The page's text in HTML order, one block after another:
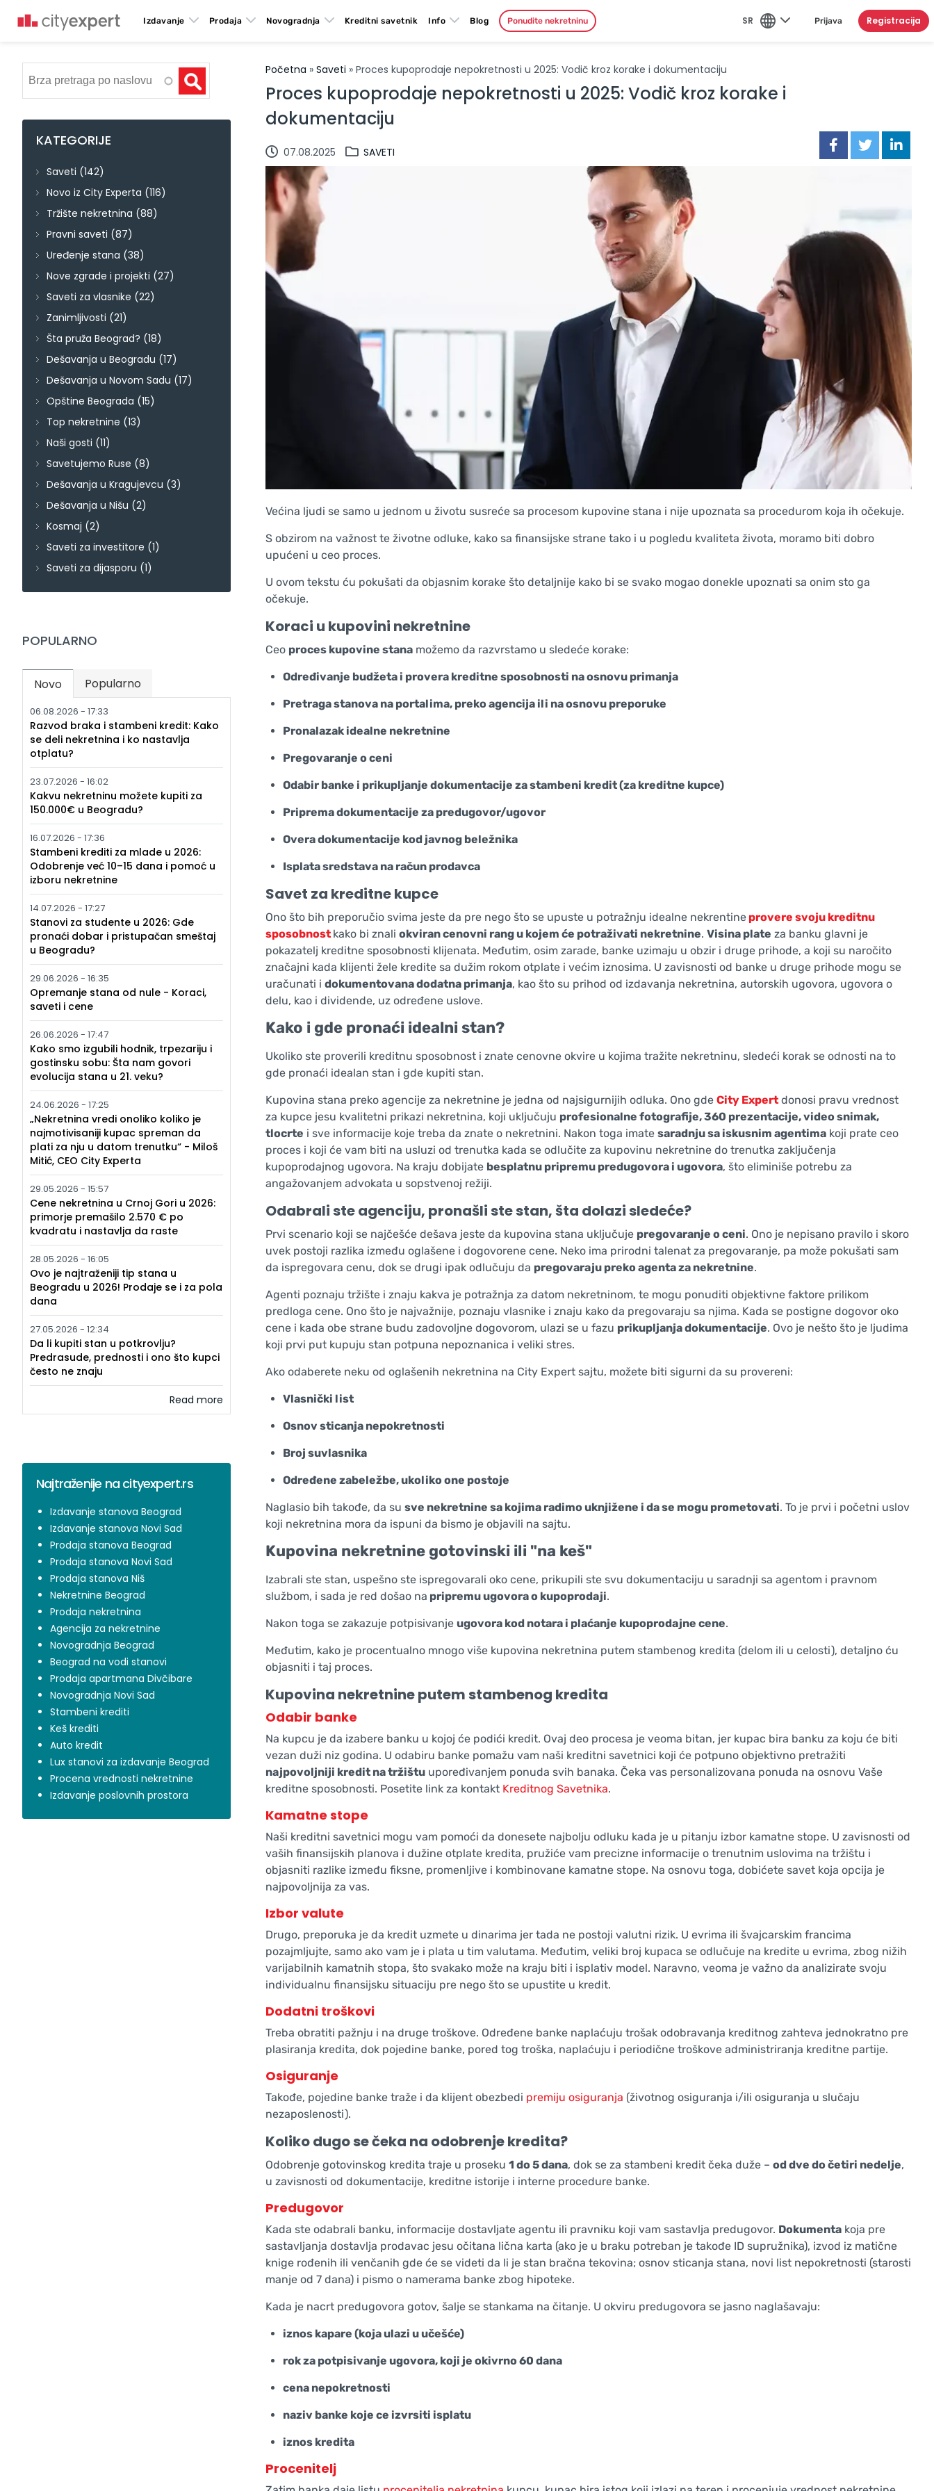
SR
Izdavanje Prodaja Novogradnja Kreditni savetnik Info Blog Ponudite nekretninu Prijava Registracija
Početna » Saveti » Proces kupoprodaje nepokretnosti u 2025: Vodič kroz korake i dokumentaciju
Proces kupoprodaje nepokretnosti u 2025: Vodič kroz korake i
dokumentaciju
07.08.2025 SAVETI
Većina ljudi se samo u jednom u životu susreće sa procesom kupovine stana i nije upoznata sa procedurom koja ih očekuje.
S obzirom na važnost te životne odluke, kako sa finansijske strane tako i u pogledu kvaliteta života, moramo biti dobro
upućeni u ceo proces.
U ovom tekstu ću pokušati da objasnim korake što detaljnije kako bi se svako mogao donekle upoznati sa onim sto ga
očekuje.
Koraci u kupovini nekretnine
Ceo proces kupovine stana možemo da razvrstamo u sledeće korake:
Određivanje budžeta i provera kreditne sposobnosti na osnovu primanja
Pretraga stanova na portalima, preko agencija ili na osnovu preporuke
Pronalazak idealne nekretnine
Pregovaranje o ceni
Odabir banke i prikupljanje dokumentacije za stambeni kredit (za kreditne kupce)
Priprema dokumentacije za predugovor/ugovor
Overa dokumentacije kod javnog beležnika
Isplata sredstava na račun prodavca
Savet za kreditne kupce
Ono što bih preporučio svima jeste da pre nego što se upuste u potražnju idealne nekrentine provere svoju kreditnu
sposobnost kako bi znali okviran cenovni rang u kojem će potraživati nekretnine. Visina plate za banku glavni je
pokazatelj kreditne sposobnosti klijenata. Međutim, osim zarade, banke uzimaju u obzir i druge prihode, a koji su naročito
značajni kada klijenti žele kredite sa dužim rokom otplate i većim iznosima. U zavisnosti od banke u druge prihode mogu se
uračunati i dokumentovana dodatna primanja, kao što su prihod od izdavanja nekretnina, autorskih ugovora, ugovora o
delu, kao i dividende, uz određene uslove.
Kako i gde pronaći idealni stan?
Ukoliko ste proverili kreditnu sposobnost i znate cenovne okvire u kojima tražite nekretninu, sledeći korak se odnosti na to
gde pronaći idealan stan i gde kupiti stan.
Kupovina stana preko agencije za nekretnine je jedna od najsigurnijih odluka. Ono gde City Expert donosi pravu vrednost
za kupce jesu kvalitetni prikazi nekretnina, koji uključuju profesionalne fotografije, 360 prezentacije, video snimak,
tlocrte i sve informacije koje treba da znate o nekretnini. Nakon toga imate saradnju sa iskusnim agentima koji prate ceo
proces i koji će vam biti na usluzi od trenutka kada se odlučite za kupovinu nekretnine do trenutka zaključenja
kupoprodajnog ugovora. Na kraju dobijate besplatnu pripremu predugovora i ugovora, što eliminiše potrebu za
angažovanjem advokata u sopstvenoj režiji.
Odabrali ste agenciju, pronašli ste stan, šta dolazi sledeće?
Prvi scenario koji se najčešće dešava jeste da kupovina stana uključuje pregovaranje o ceni. Ono je nepisano pravilo i skoro
uvek postoji razlika između oglašene i dogovorene cene. Neko ima prirodni talenat za pregovaranje, pa može pokušati sam
da ispregovara cenu, dok se drugi ipak odlučuju da pregovaraju preko agenta za nekretnine.
Agenti poznaju tržište i znaju kakva je potražnja za datom nekretninom, te mogu ponuditi objektivne faktore prilikom
predloga cene. Ono što je najvažnije, poznaju vlasnike i znaju kako da pregovaraju sa njima. Kada se postigne dogovor oko
cene i kada obe strane budu zadovoljne dogovorom, ulazi se u fazu prikupljanja dokumentacije. Ovo je nešto što je ljudima
koji prvi put kupuju stan potpuna nepoznanica i veliki stres.
Ako odaberete neku od oglašenih nekretnina na City Expert sajtu, možete biti sigurni da su provereni:
Vlasnički list
Osnov sticanja nepokretnosti
Broj suvlasnika
Određene zabeležbe, ukoliko one postoje
Naglasio bih takođe, da su sve nekretnine sa kojima radimo uknjižene i da se mogu prometovati. To je prvi i početni uslov
koji nekretnina mora da ispuni da bismo je objavili na sajtu.
Kupovina nekretnine gotovinski ili "na keš"
Izabrali ste stan, uspešno ste ispregovarali oko cene, prikupili ste svu dokumentaciju u saradnji sa agentom i pravnom
službom, i sada je red došao na pripremu ugovora o kupoprodaji.
Nakon toga se zakazuje potpisivanje ugovora kod notara i plaćanje kupoprodajne cene.
Međutim, kako je procentualno mnogo više kupovina nekretnina putem stambenog kredita (delom ili u celosti), detaljno ću
objasniti i taj proces.
Kupovina nekretnine putem stambenog kredita
Odabir banke
Na kupcu je da izabere banku u kojoj će podići kredit. Ovaj deo procesa je veoma bitan, jer kupac bira banku za koju će biti
vezan duži niz godina. U odabiru banke pomažu vam naši kreditni savetnici koji će potpuno objektivno pretražiti
najpovoljniji kredit na tržištu upoređivanjem ponuda svih banaka. Čeka vas personalizovana ponuda na osnovu Vaše
kreditne sposobnosti. Posetite link za kontakt Kreditnog Savetnika.
Kamatne stope
Naši kreditni savetnici mogu vam pomoći da donesete najbolju odluku kada je u pitanju izbor kamatne stope. U zavisnosti od
vaših finansijskih planova i dužine otplate kredita, pružiće vam precizne informacije o trenutnim uslovima na tržištu i
objasniti razlike između fiksne, promenljive i kombinovane kamatne stope. Na osnovu toga, dobićete savet koja opcija je
najpovoljnija za vas.
Izbor valute
Drugo, preporuka je da kredit uzmete u dinarima jer tada ne postoji valutni rizik. U evrima ili švajcarskim francima
pozajmljujte, samo ako vam je i plata u tim valutama. Međutim, veliki broj kupaca se odlučuje na kredite u evrima, zbog nižih
varijabilnih kamatnih stopa, što svakako može na kraju biti i isplativ model. Naravno, veoma je važno da analizirate svoju
individualnu finansijsku situaciju pre nego što se upustite u kredit.
Dodatni troškovi
Treba obratiti pažnju i na druge troškove. Određene banke naplaćuju trošak odobravanja kreditnog zahteva jednokratno pre
plasiranja kredita, dok pojedine banke, pored tog troška, naplaćuju i periodične troškove administriranja kreditne partije.
Osiguranje
Takođe, pojedine banke traže i da klijent obezbedi premiju osiguranja (životnog osiguranja i/ili osiguranja u slučaju
nezaposlenosti).
Koliko dugo se čeka na odobrenje kredita?
Odobrenje gotovinskog kredita traje u proseku 1 do 5 dana, dok se za stambeni kredit čeka duže – od dve do četiri nedelje,
u zavisnosti od dokumentacije, kreditne istorije i interne procedure banke.
Predugovor
Kada ste odabrali banku, informacije dostavljate agentu ili pravniku koji vam sastavlja predugovor. Dokumenta koja pre
sastavljanja dostavlja prodavac jesu očitana lična karta (ako je u braku potreban je takođe ID supružnika), izvod iz matične
knige rođenih ili venčanih gde će se videti da li je stan bračna tekovina; osnov sticanja stana, novi list nepokretnosti (starosti
manje od 7 dana) i pismo o namerama banke zbog hipoteke.
Kada je nacrt predugovora gotov, šalje se stankama na čitanje. U okviru predugovora se jasno naglašavaju:
iznos kapare (koja ulazi u učešće)
rok za potpisivanje ugovora, koji je okivrno 60 dana
cena nepokretnosti
naziv banke koje ce izvrsiti isplatu
iznos kredita
Procenitelj
KATEGORIJE
Saveti (142)
Novo iz City Experta (116)
Tržište nekretnina (88)
Pravni saveti (87)
Uređenje stana (38)
Nove zgrade i projekti (27)
Saveti za vlasnike (22)
Zanimljivosti (21)
Šta pruža Beograd? (18)
Dešavanja u Beogradu (17)
Dešavanja u Novom Sadu (17)
Opštine Beograda (15)
Top nekretnine (13)
Naši gosti (11)
Savetujemo Ruse (8)
Dešavanja u Kragujevcu (3)
Dešavanja u Nišu (2)
Kosmaj (2)
Saveti za investitore (1)
Saveti za dijasporu (1)
POPULARNO
Novo (active tab)
Popularno
06.08.2026 - 17:33
Razvod braka i stambeni kredit: Kako
se deli nekretnina i ko nastavlja
otplatu?
23.07.2026 - 16:02
Kakvu nekretninu možete kupiti za
150.000€ u Beogradu?
16.07.2026 - 17:36
Stambeni krediti za mlade u 2026:
Odobrenje već 10–15 dana i pomoć u
izboru nekretnine
14.07.2026 - 17:27
Stanovi za studente u 2026: Gde
pronaći dobar i pristupačan smeštaj
u Beogradu?
29.06.2026 - 16:35
Opremanje stana od nule - Koraci,
saveti i cene
26.06.2026 - 17:47
Kako smo izgubili hodnik, trpezariju i
gostinsku sobu: Šta nam govori
evolucija stana u 21. veku?
24.06.2026 - 17:25
„Nekretnina vredi onoliko koliko je
najmotivisaniji kupac spreman da
plati za nju u datom trenutku“ - Miloš
Mitić, CEO City Experta
29.05.2026 - 15:57
Cene nekretnina u Crnoj Gori u 2026:
primorje premašilo 2.570 € po
kvadratu i nastavlja da raste
28.05.2026 - 16:05
Ovo je najtraženiji tip stana u
Beogradu u 2026! Prodaje se i za pola
dana
27.05.2026 - 12:34
Da li kupiti stan u potkrovlju?
Predrasude, prednosti i ono što kupci
često ne znaju
Read more
Najtraženije na cityexpert.rs
Izdavanje stanova Beograd
Izdavanje stanova Novi Sad
Prodaja stanova Beograd
Prodaja stanova Novi Sad
Prodaja stanova Niš
Nekretnine Beograd
Prodaja nekretnina
Agencija za nekretnine
Novogradnja Beograd
Beograd na vodi stanovi
Prodaja apartmana Divčibare
Novogradnja Novi Sad
Stambeni krediti
Keš krediti
Auto kredit
Lux stanovi za izdavanje Beograd
Procena vrednosti nekretnine
Izdavanje poslovnih prostora